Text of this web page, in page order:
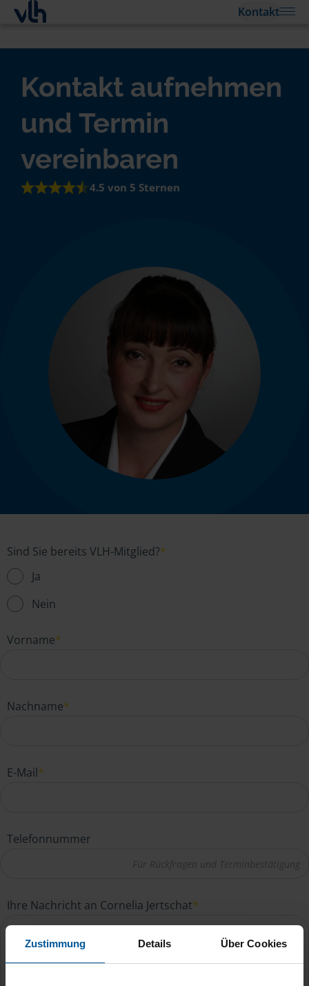
Zustimmung Details Über Cookies
Kontakt
Kontakt aufnehmen
und Termin
vereinbaren
4.5 von 5 Sternen
Sind Sie bereits VLH-Mitglied?*
Ja
Nein
Vorname*
Nachname*
E-Mail*
Telefonnummer
Ihre Nachricht an Cornelia Jertschat*